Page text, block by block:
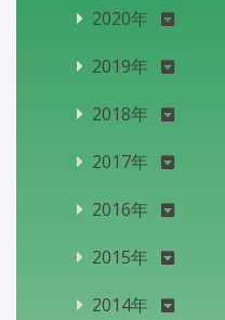
2020年
2019年
2018年
2017年
2016年
2015年
2014年